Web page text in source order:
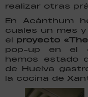
realizar otras
En Acánthum
cuales un mes
el proyecto
pop-up en el
hemos estado
de Huelva
la cocina de